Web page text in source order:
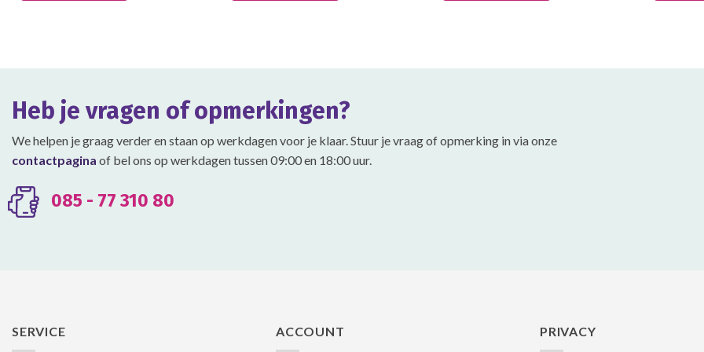
Deze
kan
gekozen
worden
op
productpagina
Deze
kan
gekozen
worden
op
Deze
worden
Deze
Heb je vragen of opmerkingen?
We helpen je graag verder en staan op werkdagen voor je klaar. Stuur je vraag of opmerking in via onze
contactpagina of bel ons op werkdagen tussen 09:00 en 18:00 uur.
085 - 77 310 80
SERVICE ACCOUNT PRIVACY